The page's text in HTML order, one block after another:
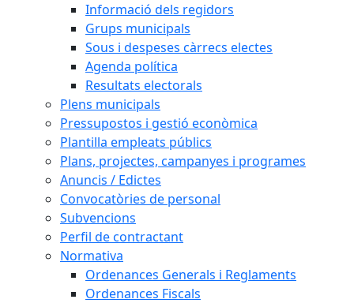
Informació dels regidors
Grups municipals
Sous i despeses càrrecs electes
Agenda política
Resultats electorals
Plens municipals
Pressupostos i gestió econòmica
Plantilla empleats públics
Plans, projectes, campanyes i programes
Anuncis / Edictes
Convocatòries de personal
Subvencions
Perfil de contractant
Normativa
Ordenances Generals i Reglaments
Ordenances Fiscals